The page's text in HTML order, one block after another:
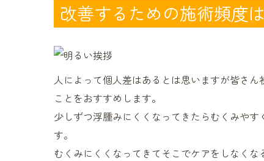
改善するための施術頻度
人によって個人差はあるとは思いますが皆さ
ことをおすすめします。
少しずつ浮腫みにくくなってきたらむくみや
す。
むくみにくくなってきてそこでケアをしなく